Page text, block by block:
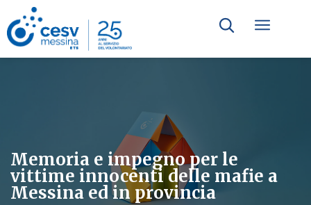
Memoria e impegno per le
vittime innocenti delle mafie a
Messina ed in provincia